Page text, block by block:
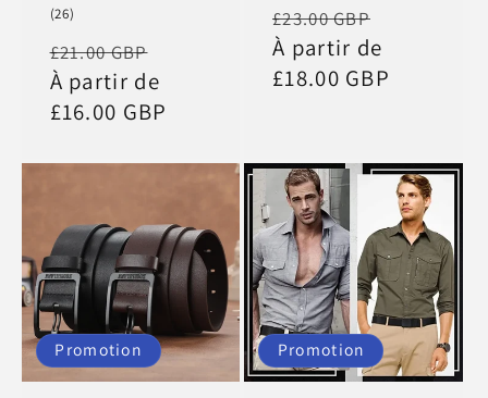
(26)
des
Prix
habituel
£21.00 GBP
promotionnel
À partir de
£16.00 GBP
Prix
habituel
£23.00 GBP
À partir de
£18.00 GBP
Promotion Promotion